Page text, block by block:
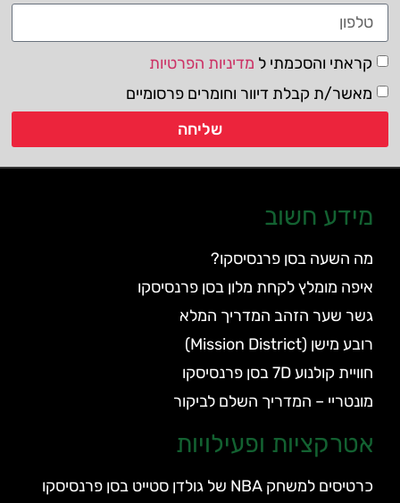
קראתי והסכמתי ל מדיניות הפרטיות
מאשר/ת קבלת דיוור וחומרים פרסומיים
שליחה
מידע חשוב
מה השעה בסן פרנסיסקו?
איפה מומלץ לקחת מלון בסן פרנסיסקו
גשר שער הזהב המדריך המלא
רובע מישן (Mission District)
חוויית קולנוע 7D בסן פרנסיסקו
מונטריי – המדריך השלם לביקור
אטרקציות ופעילויות
כרטיסים למשחק NBA של גולדן סטייט בסן פרנסיסקו